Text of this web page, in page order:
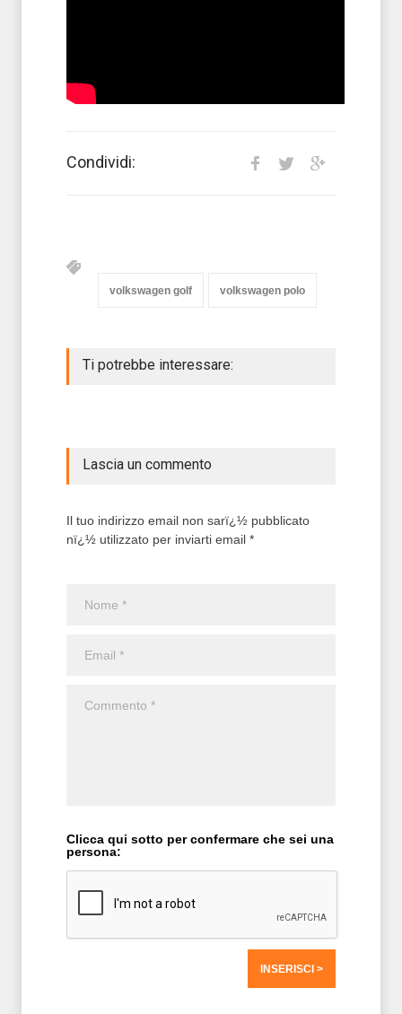
Condividi:
volkswagen golf volkswagen polo
Ti potrebbe interessare:
Lascia un commento
Il tuo indirizzo email non sarï¿½ pubblicato
nï¿½ utilizzato per inviarti email *
Clicca qui sotto per confermare che sei una
persona: